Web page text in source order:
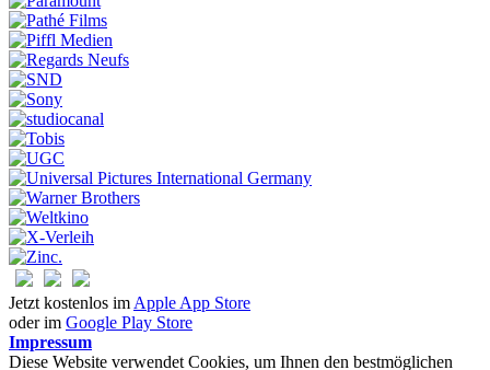
Jetzt kostenlos im Apple App Store
oder im Google Play Store
Impressum
Diese Website verwendet Cookies, um Ihnen den bestmöglichen